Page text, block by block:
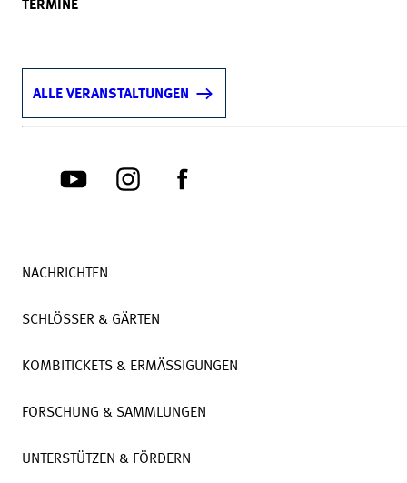
TERMINE
ALLE VERANSTALTUNGEN
NACHRICHTEN
SCHLÖSSER & GÄRTEN
KOMBITICKETS & ERMÄSSIGUNGEN
FORSCHUNG & SAMMLUNGEN
UNTERSTÜTZEN & FÖRDERN